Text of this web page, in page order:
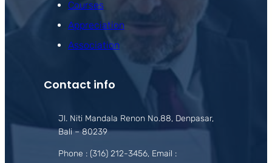
Courses
Appreciation
Association
Contact info
Jl. Niti Mandala Renon No.88, Denpasar,
Bali – 80239
Phone : (316) 212-3456, Email :